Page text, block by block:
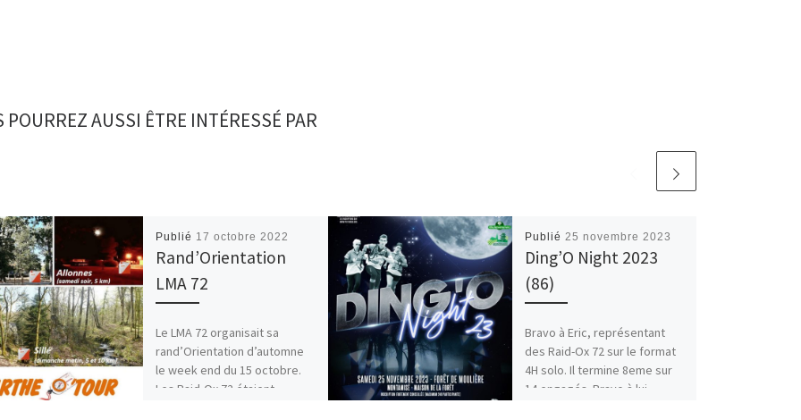
POURREZ AUSSI ÊTRE INTÉRESSÉ PAR
Publié 17 octobre 2022
Rand’Orientation
LMA 72
Le LMA 72 organisait sa
rand’Orientation d’automne
le week end du 15 octobre.
Les Raid-Ox 72 étaient
Publié 25 novembre 2023
Ding’O Night 2023
(86)
Bravo à Eric, représentant
des Raid-Ox 72 sur le format
4H solo. Il termine 8eme sur
14 engagés. Bravo à lui